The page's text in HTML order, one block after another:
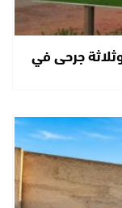
جرحى في